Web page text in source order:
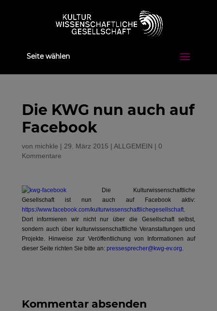
Seite wählen
Die KWG nun auch auf
Facebook
von michkle | 29. März 2015 | ALLGEMEIN | 0
Kommentare
Die Kulturwissenschaftliche
Gesellschaft ist nun auch auf Facebook aktiv:
https://www.facebook.com/kulturwissenschaftlichegesellschaft.
Dort informieren wir nicht nur über die Gesellschaft selbst,
sondern auch über kulturwissenschaftliche Veranstaltungen und
Projekte. Hinweise zur Veröffentlichung von Informationen auf
dieser Seite richten Sie bitte an: pressesprecher@kwg-ev.org.
Kommentar absenden